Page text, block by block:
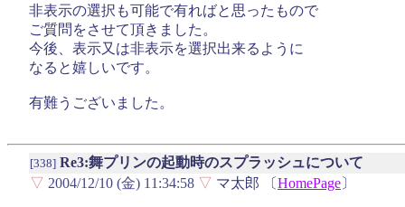
非表示の選択も可能で有ればと思ったもので
ご質問をさせて頂きました。
今後、表示又は非表示を選択出来るように
なると嬉しいです。
有難うございました。
[338] Re3:舞プリンの起動時のスプラッシュについて
▽ 2004/12/10 (金) 11:34:58 ▽ マ太郎 〔HomePage〕